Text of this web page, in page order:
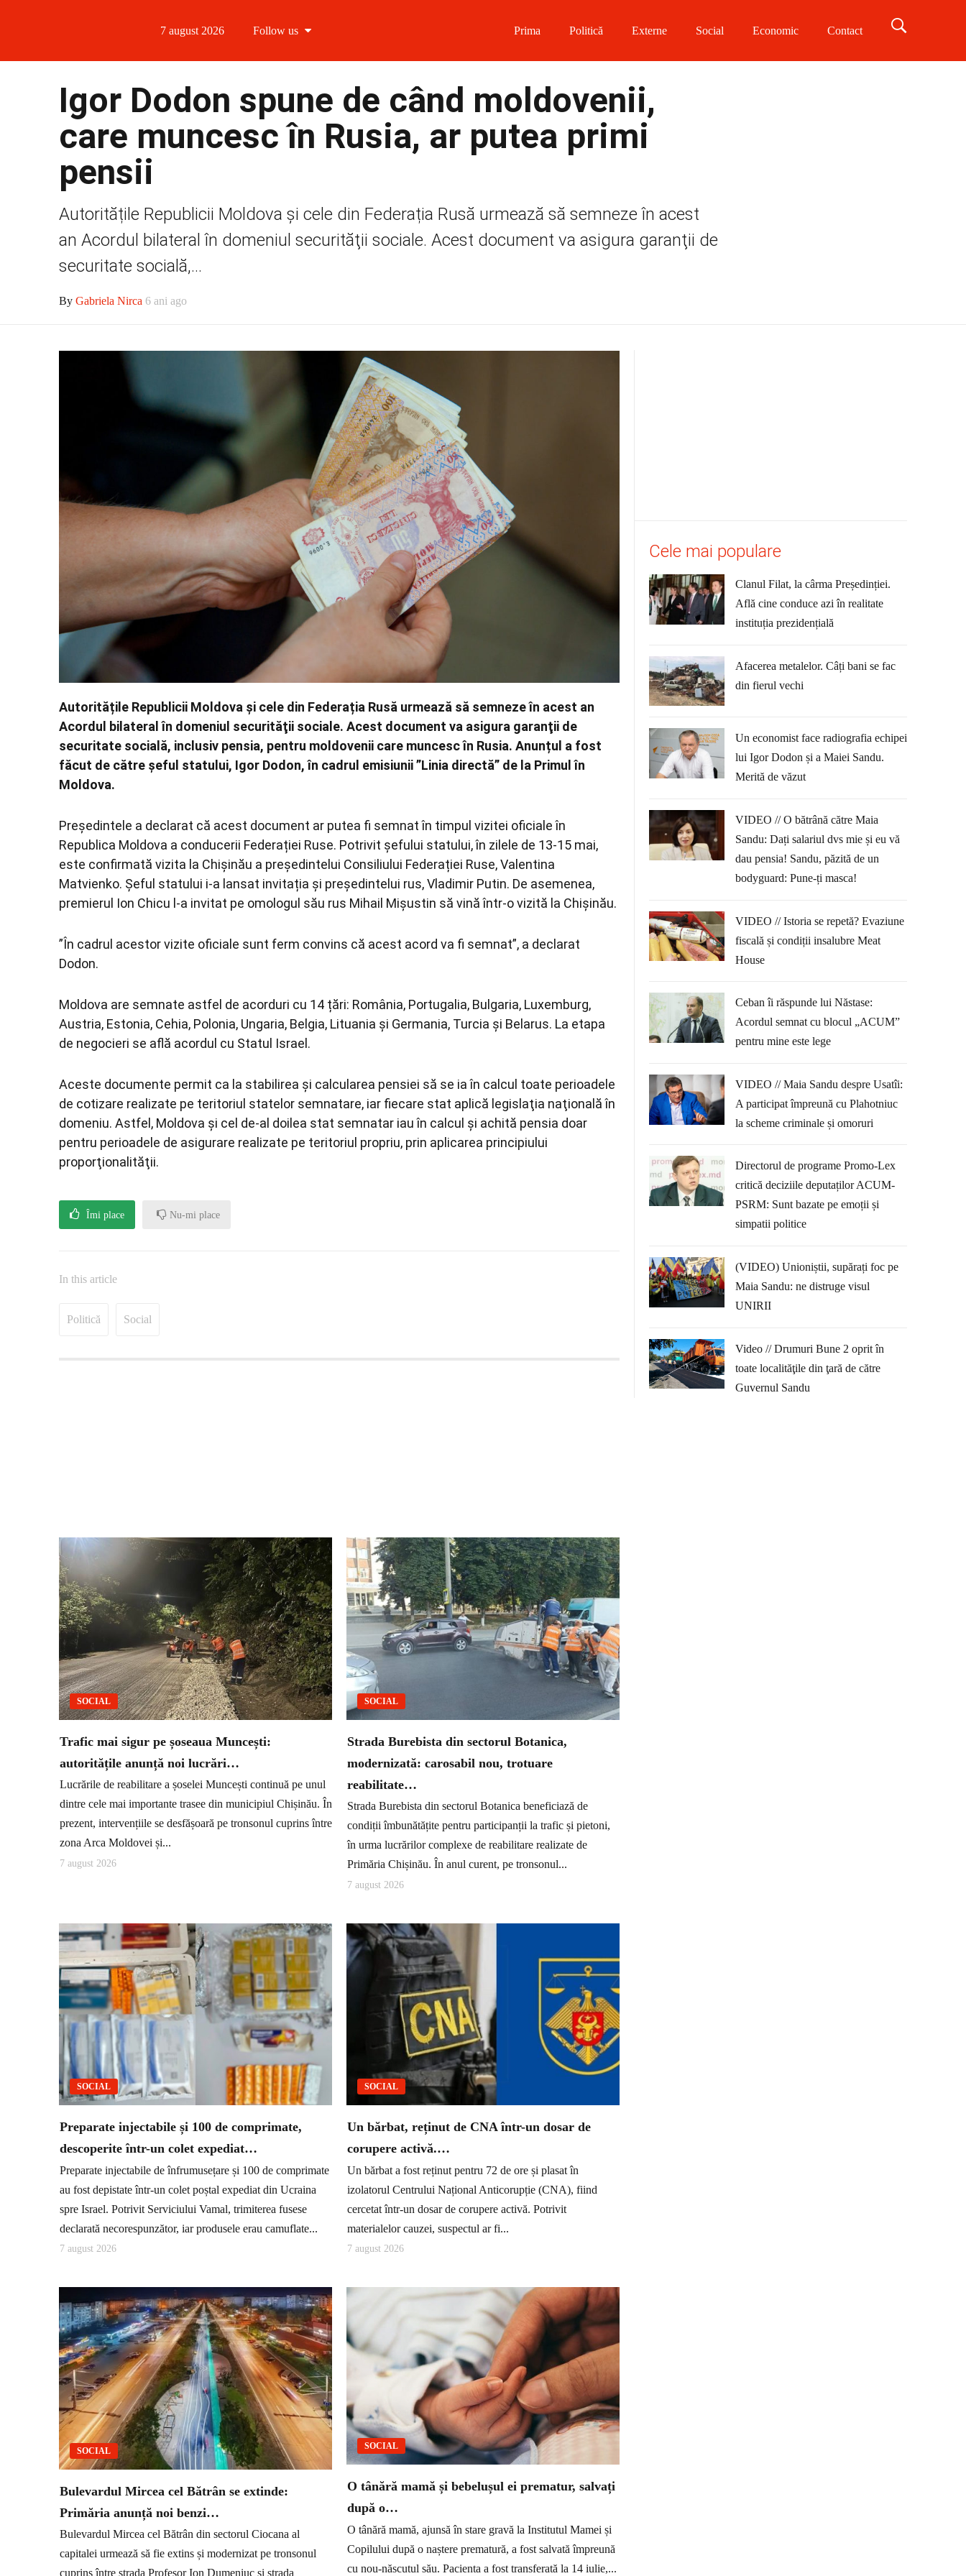
7 august 2026 Follow us
Follow us on Twitter
Prima Politică Externe Social Economic Contact
Igor Dodon spune de când moldovenii,
care muncesc în Rusia, ar putea primi
pensii
Autoritățile Republicii Moldova și cele din Federația Rusă urmează să semneze în acest
an Acordul bilateral în domeniul securităţii sociale. Acest document va asigura garanţii de
securitate socială,...
By Gabriela Nirca 6 ani ago
Autoritățile Republicii Moldova și cele din Federația Rusă urmează să semneze în acest an
Acordul bilateral în domeniul securităţii sociale. Acest document va asigura garanţii de
securitate socială, inclusiv pensia, pentru moldovenii care muncesc în Rusia. Anunțul a fost
făcut de către șeful statului, Igor Dodon, în cadrul emisiunii ”Linia directă” de la Primul în
Moldova.
Președintele a declarat că acest document ar putea fi semnat în timpul vizitei oficiale în
Republica Moldova a conducerii Federației Ruse. Potrivit șefului statului, în zilele de 13-15 mai,
este confirmată vizita la Chișinău a președintelui Consiliului Federației Ruse, Valentina
Matvienko. Șeful statului i-a lansat invitația și președintelui rus, Vladimir Putin. De asemenea,
premierul Ion Chicu l-a invitat pe omologul său rus Mihail Mișustin să vină într-o vizită la Chișinău.
”În cadrul acestor vizite oficiale sunt ferm convins că acest acord va fi semnat”, a declarat
Dodon.
Moldova are semnate astfel de acorduri cu 14 țări: România, Portugalia, Bulgaria, Luxemburg,
Austria, Estonia, Cehia, Polonia, Ungaria, Belgia, Lituania și Germania, Turcia și Belarus. La etapa
de negocieri se află acordul cu Statul Israel.
Aceste documente permit ca la stabilirea şi calcularea pensiei să se ia în calcul toate perioadele
de cotizare realizate pe teritoriul statelor semnatare, iar fiecare stat aplică legislaţia naţională în
domeniu. Astfel, Moldova şi cel de-al doilea stat semnatar iau în calcul şi achită pensia doar
pentru perioadele de asigurare realizate pe teritoriul propriu, prin aplicarea principiului
proporţionalităţii.
Îmi place Nu-mi place
In this article
Politică Social
SOCIAL
Trafic mai sigur pe șoseaua Muncești:
autoritățile anunță noi lucrări…
Lucrările de reabilitare a șoselei Muncești continuă pe unul
dintre cele mai importante trasee din municipiul Chișinău. În
prezent, intervențiile se desfășoară pe tronsonul cuprins între
zona Arca Moldovei și...
7 august 2026
SOCIAL
Strada Burebista din sectorul Botanica,
modernizată: carosabil nou, trotuare
reabilitate…
Strada Burebista din sectorul Botanica beneficiază de
condiții îmbunătățite pentru participanții la trafic și pietoni,
în urma lucrărilor complexe de reabilitare realizate de
Primăria Chișinău. În anul curent, pe tronsonul...
7 august 2026
SOCIAL
Preparate injectabile și 100 de comprimate,
descoperite într-un colet expediat…
Preparate injectabile de înfrumusețare și 100 de comprimate
au fost depistate într-un colet poștal expediat din Ucraina
spre Israel. Potrivit Serviciului Vamal, trimiterea fusese
declarată necorespunzător, iar produsele erau camuflate...
7 august 2026
SOCIAL
Un bărbat, reținut de CNA într-un dosar de
corupere activă.…
Un bărbat a fost reținut pentru 72 de ore și plasat în
izolatorul Centrului Național Anticorupție (CNA), fiind
cercetat într-un dosar de corupere activă. Potrivit
materialelor cauzei, suspectul ar fi...
7 august 2026
SOCIAL
Bulevardul Mircea cel Bătrân se extinde:
Primăria anunță noi benzi…
Bulevardul Mircea cel Bătrân din sectorul Ciocana al
capitalei urmează să fie extins și modernizat pe tronsonul
cuprins între strada Profesor Ion Dumeniuc și strada
SOCIAL
O tânără mamă și bebelușul ei prematur, salvați
după o…
O tânără mamă, ajunsă în stare gravă la Institutul Mamei și
Copilului după o naștere prematură, a fost salvată împreună
cu nou-născutul său. Pacienta a fost transferată la 14 iulie,...
Cele mai populare
Clanul Filat, la cârma Președinției.
Află cine conduce azi în realitate
instituția prezidențială
Afacerea metalelor. Câți bani se fac
din fierul vechi
Un economist face radiografia echipei
lui Igor Dodon și a Maiei Sandu.
Merită de văzut
VIDEO // O bătrână către Maia
Sandu: Dați salariul dvs mie și eu vă
dau pensia! Sandu, păzită de un
bodyguard: Pune-ți masca!
VIDEO // Istoria se repetă? Evaziune
fiscală și condiții insalubre Meat
House
Ceban îi răspunde lui Năstase:
Acordul semnat cu blocul „ACUM”
pentru mine este lege
VIDEO // Maia Sandu despre Usatîi:
A participat împreună cu Plahotniuc
la scheme criminale și omoruri
Directorul de programe Promo-Lex
critică deciziile deputaților ACUM-
PSRM: Sunt bazate pe emoții și
simpatii politice
(VIDEO) Unioniștii, supărați foc pe
Maia Sandu: ne distruge visul
UNIRII
Video // Drumuri Bune 2 oprit în
toate localităţile din ţară de către
Guvernul Sandu